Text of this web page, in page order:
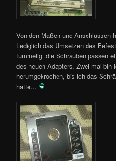
Von den Maßen und Anschlüssen
Lediglich das Umsetzen des
fummelig, die Schrauben passen
des neuen Adapters. Zwei mal bin
herumgekrochen, bis ich das
hatte…